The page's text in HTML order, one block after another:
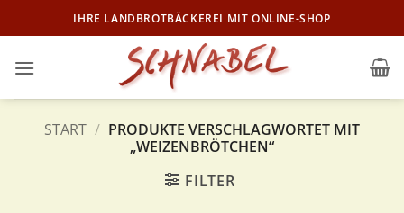
Inhalt
IHRE LANDBROTBÄCKEREI MIT ONLINE-SHOP
START / PRODUKTE VERSCHLAGWORTET MIT
„WEIZENBRÖTCHEN“
FILTER